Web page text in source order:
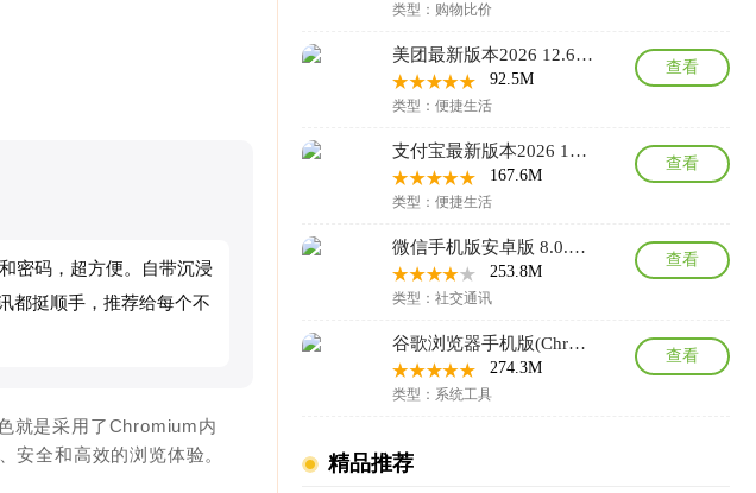
密码，超方便。自带沉浸
都挺顺手，推荐给每个不
就是采用了Chromium内
安全和高效的浏览体验。
类型：购物比价
美团最新版本2026 12.61.402安卓版
92.5M
类型：便捷生活
查看
支付宝最新版本2026 12.12.8.8000手机版
167.6M
类型：便捷生活
查看
微信手机版安卓版 8.0.76官方版
253.8M
类型：社交通讯
查看
谷歌浏览器手机版(Chrome) 138.0.7204.179官方版
274.3M
类型：系统工具
查看
精品推荐